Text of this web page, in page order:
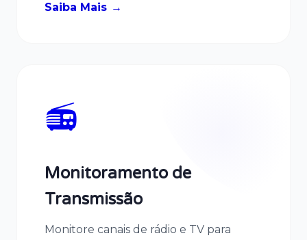
Saiba Mais
📻
Monitoramento de
Transmissão
Monitore canais de rádio e TV para